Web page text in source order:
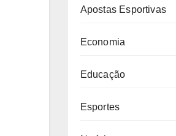
Apostas Esportivas
Economia
Educação
Esportes